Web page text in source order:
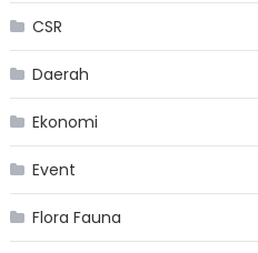
CSR
Daerah
Ekonomi
Event
Flora Fauna